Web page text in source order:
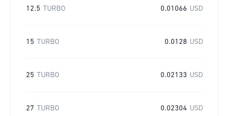
12.5 TURBO 0.01066 USD
15 TURBO 0.0128 USD
25 TURBO 0.02133 USD
27 TURBO 0.02304 USD